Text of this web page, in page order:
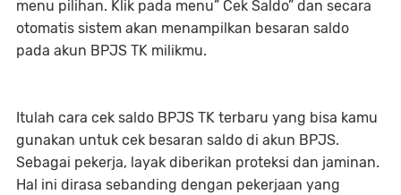
menu pilihan. Klik pada menu” Cek Saldo” dan secara
otomatis sistem akan menampilkan besaran saldo
pada akun BPJS TK milikmu.
Itulah cara cek saldo BPJS TK terbaru yang bisa kamu
gunakan untuk cek besaran saldo di akun BPJS.
Sebagai pekerja, layak diberikan proteksi dan jaminan.
Hal ini dirasa sebanding dengan pekerjaan yang